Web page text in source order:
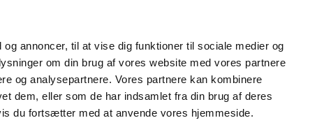
annoncer, til at vise dig funktioner til sociale medier og
om din brug af vores website med vores partnere
og analysepartnere. Vores partnere kan kombinere
dem, eller som de har indsamlet fra din brug af deres
du fortsætter med at anvende vores hjemmeside.